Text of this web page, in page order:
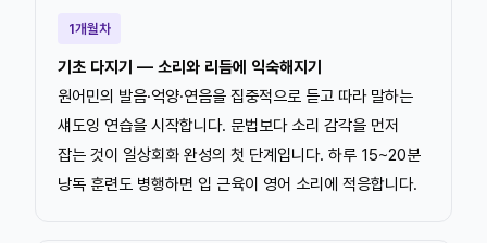
1개월차
기초 다지기 — 소리와 리듬에 익숙해지기
원어민의 발음·억양·연음을 집중적으로 듣고 따라 말하는
섀도잉 연습을 시작합니다. 문법보다 소리 감각을 먼저
잡는 것이 일상회화 완성의 첫 단계입니다. 하루 15~20분
낭독 훈련도 병행하면 입 근육이 영어 소리에 적응합니다.